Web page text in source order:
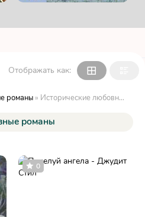
Отображать как:
романы » Исторические любовные романы
романы
0